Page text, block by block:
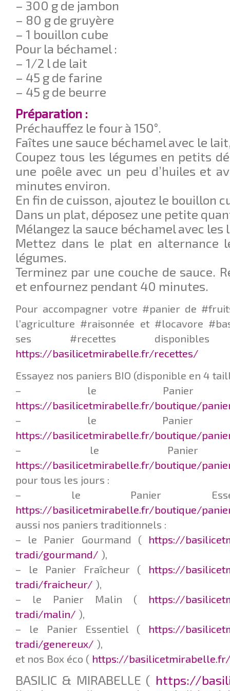
– 300 g de jambon
– 80 g de gruyère
– 1 bouillon cube
Pour la béchamel :
– 1/2 l de lait
– 45 g de farine
– 45 g de beurre
Préparation :
Préchauffez le four à 150°.
Faîtes une sauce béchamel avec le
Coupez tous les légumes en petits
une poêle avec un peu d’huiles et
minutes environ.
En fin de cuisson, ajoutez le bouillon
Dans un plat, déposez une petite
Mélangez la sauce béchamel avec
Mettez dans le plat en alternance
légumes.
Terminez par une couche de sauce.
et enfournez pendant 40 minutes.
Pour accompagner votre #panier de
l’agriculture #raisonnée et #locavore
ses #recettes
https://basilicetmirabelle.fr/recettes/
Essayez nos paniers BIO (disponible en 4
– le Panier
https://basilicetmirabelle.fr/boutique/
– le Panier
https://basilicetmirabelle.fr/boutique/
– le Panier
https://basilicetmirabelle.fr/boutique/
pour tous les jours :
– le Panier
https://basilicetmirabelle.fr/boutique/
aussi nos paniers traditionnels :
– le Panier Gourmand ( https://
tradi/gourmand/ ),
– le Panier Fraîcheur ( https://
tradi/fraicheur/ ),
– le Panier Malin ( https://
tradi/malin/ ),
– le Panier Essentiel ( https://
tradi/genereux/ ),
et nos Box éco ( https://
BASILIC & MIRABELLE ( https://